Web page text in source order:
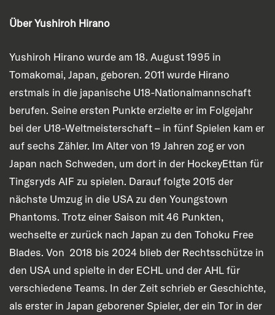
Über Yushiroh Hirano
Yushiroh Hirano wurde am 18. August 1995 in
Tomakomai, Japan, geboren. 2011 wurde Hirano
erstmals in die japanische U18-Nationalmannschaft
berufen. Seine ersten Punkte erzielte er im Folgejahr
bei der U18-Weltmeisterschaft – in fünf Spielen kam er
auf sechs Zähler. Im Alter von 19 Jahren zog er von
Japan nach Schweden, um dort in der HockeyEttan für
Tingsryds AIF zu spielen. Darauf folgte 2015 der
nächste Umzug in die USA zu den Youngstown
Phantoms. Trotz einer Saison mit 46 Punkten,
wechselte er zurück nach Japan zu den Tohoku Free
Blades. Von 2018 bis 2024 blieb der Rechtsschütze in
den USA und spielte in der ECHL und der AHL für
verschiedene Teams. In der Zeit schrieb er Geschichte,
als erster in Japan geborener Spieler, der ein Tor in der